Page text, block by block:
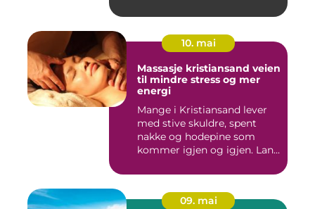
10. mai
Massasje kristiansand veien
til mindre stress og mer
energi
Mange i Kristiansand lever
med stive skuldre, spent
nakke og hodepine som
kommer igjen og igjen. Lan...
09. mai